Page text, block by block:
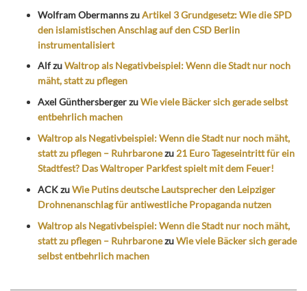
Wolfram ObermannszuArtikel 3 Grundgesetz: Wie die SPD
den islamistischen Anschlag auf den CSD Berlin
instrumentalisiert
AlfzuWaltrop als Negativbeispiel: Wenn die Stadt nur noch
mäht, statt zu pflegen
Axel GünthersbergerzuWie viele Bäcker sich gerade selbst
entbehrlich machen
Waltrop als Negativbeispiel: Wenn die Stadt nur noch mäht,
statt zu pflegen – Ruhrbaronezu 21 Euro Tageseintritt für ein
Stadtfest? Das Waltroper Parkfest spielt mit dem Feuer!
ACKzuWie Putins deutsche Lautsprecher den Leipziger
Drohnenanschlag für antiwestliche Propaganda nutzen
Waltrop als Negativbeispiel: Wenn die Stadt nur noch mäht,
statt zu pflegen – RuhrbaronezuWie viele Bäcker sich gerade
selbst entbehrlich machen